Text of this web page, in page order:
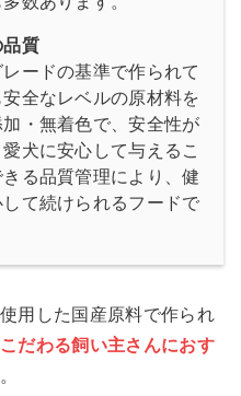
品質
ードの基準で作られて
全なレベルの原材料を
・無着色で、安全性が
犬に安心して与えるこ
る品質管理により、健
て続けられるフードで
用した国産原料で作られ
だわる飼い主さんにおす